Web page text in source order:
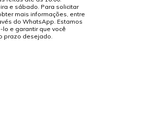
e sábado. Para solicitar
mais informações, entre
do WhatsApp. Estamos
e garantir que você
prazo desejado.